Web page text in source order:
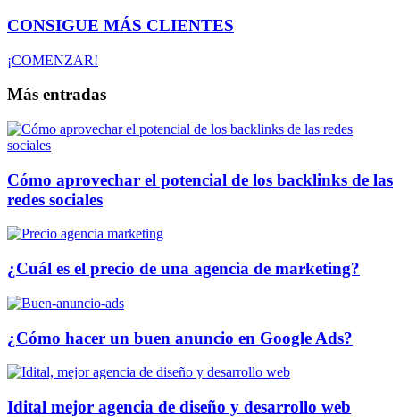
CONSIGUE MÁS CLIENTES
¡COMENZAR!
Más entradas
Cómo aprovechar el potencial de los backlinks de las
redes sociales
¿Cuál es el precio de una agencia de marketing?
¿Cómo hacer un buen anuncio en Google Ads?
Idital mejor agencia de diseño y desarrollo web